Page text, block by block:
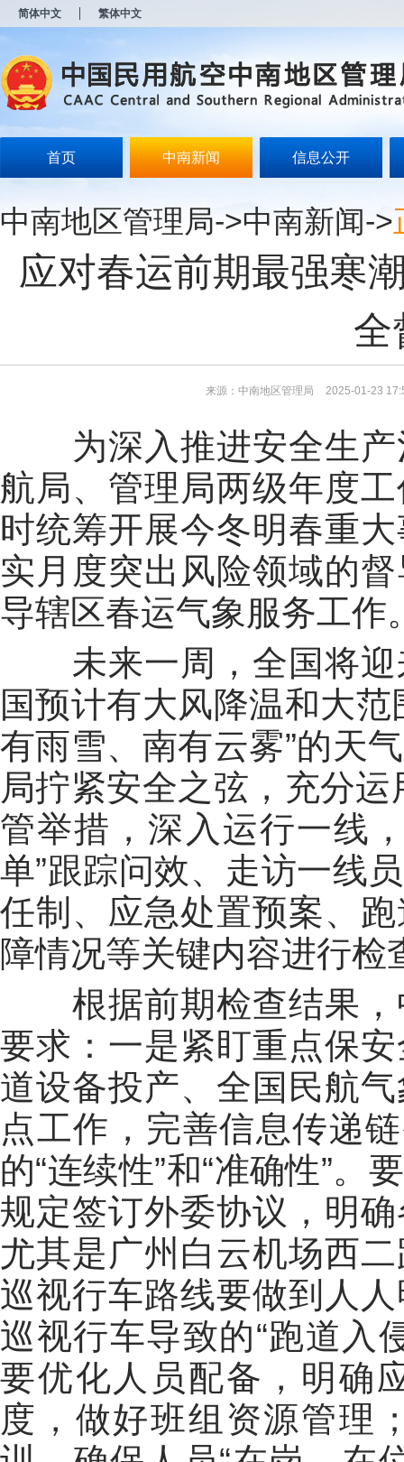
简体中文 繁体中文
首页 中南新闻 信息公开
中南地区管理局->中南新闻->
应对春运前期最强寒
全
来源：中南地区管理局 2025-01-23
为深入推进安全生产
航局、管理局两级年度
时统筹开展今冬明春重
实月度突出风险领域的
导辖区春运气象服务工作
未来一周，全国将迎
国预计有大风降温和大
有雨雪、南有云雾”的天
局拧紧安全之弦，充分运
管举措，深入运行一线
单”跟踪问效、走访一线
任制、应急处置预案、
障情况等关键内容进行检
根据前期检查结果，
要求：一是紧盯重点保
道设备投产、全国民航
点工作，完善信息传递
的“连续性”和“准确性”。
规定签订外委协议，明
尤其是广州白云机场西
巡视行车路线要做到人
巡视行车导致的“跑道入
要优化人员配备，明确
度，做好班组资源管理
开
无
障
说
Alt
模